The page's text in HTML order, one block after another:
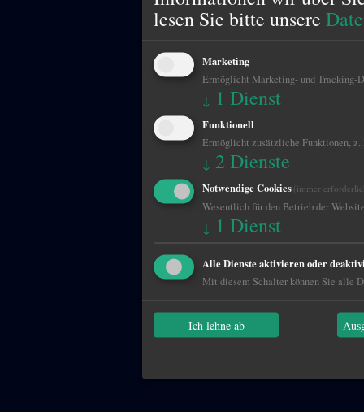
lesen Sie bitte unsere
Marketing
Ermöglicht Marketing- und Tracking-
↓ 1 Dienst
Funktionell
Ermöglicht zusätzliche Funktionen, z.
↓ 2 Dienste
Notwendige Cookies (immer
Wesentlich für den Betrieb der
↓ 1 Dienst
Alle Dienste aktivieren oder
Mit diesem Schalter können Sie alle
Ich lehne ab